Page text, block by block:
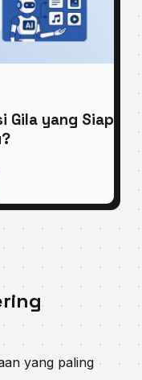
Gila yang Siap
yang paling